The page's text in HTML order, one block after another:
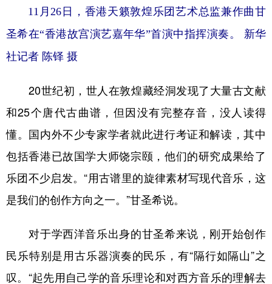
11月26日，香港天籁敦煌乐团艺术总监兼作曲甘
圣希在“香港故宫演艺嘉年华”首演中指挥演奏。 新华
社记者 陈铎 摄
20世纪初，世人在敦煌藏经洞发现了大量古文献
和25个唐代古曲谱，但因没有完整存音，没人读得
懂。国内外不少专家学者就此进行考证和解读，其中
包括香港已故国学大师饶宗颐，他们的研究成果给了
乐团不少启发。“用古谱里的旋律素材写现代音乐，这
是我们的创作方向之一。”甘圣希说。
对于学西洋音乐出身的甘圣希来说，刚开始创作
民乐特别是用古乐器演奏的民乐，有“隔行如隔山”之
叹。“起先用自己学的音乐理论和对西方音乐的理解去